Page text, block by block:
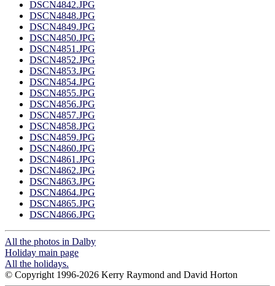
DSCN4842.JPG
DSCN4848.JPG
DSCN4849.JPG
DSCN4850.JPG
DSCN4851.JPG
DSCN4852.JPG
DSCN4853.JPG
DSCN4854.JPG
DSCN4855.JPG
DSCN4856.JPG
DSCN4857.JPG
DSCN4858.JPG
DSCN4859.JPG
DSCN4860.JPG
DSCN4861.JPG
DSCN4862.JPG
DSCN4863.JPG
DSCN4864.JPG
DSCN4865.JPG
DSCN4866.JPG
All the photos in Dalby
Holiday main page
All the holidays.
© Copyright 1996-2026 Kerry Raymond and David Horton